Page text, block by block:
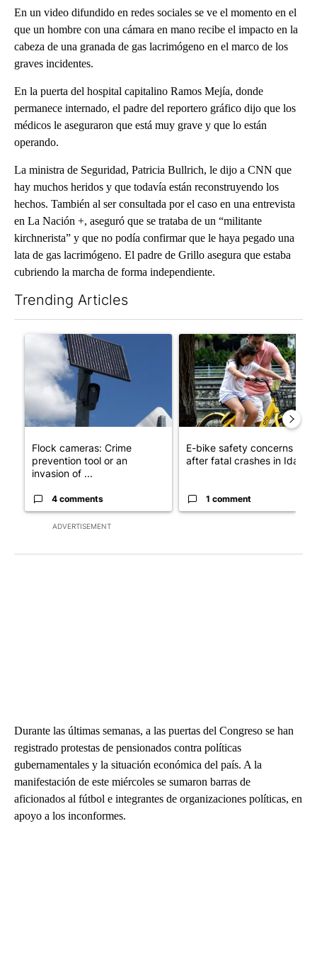
En un video difundido en redes sociales se ve el momento en el
que un hombre con una cámara en mano recibe el impacto en la
cabeza de una granada de gas lacrimógeno en el marco de los
graves incidentes.
En la puerta del hospital capitalino Ramos Mejía, donde
permanece internado, el padre del reportero gráfico dijo que los
médicos le aseguraron que está muy grave y que lo están
operando.
La ministra de Seguridad, Patricia Bullrich, le dijo a CNN que
hay muchos heridos y que todavía están reconstruyendo los
hechos. También al ser consultada por el caso en una entrevista
en La Nación +, aseguró que se trataba de un “militante
kirchnerista” y que no podía confirmar que le haya pegado una
lata de gas lacrimógeno. El padre de Grillo asegura que estaba
cubriendo la marcha de forma independiente.
Trending Articles
ADVERTISEMENT
A trending article titled "Flock cameras: Crime prevention
Flock cameras: Crime
prevention tool or an
invasion of ...
4 comments
A trending article titled "E-
E-bike safety concerns
after fatal crashes in Idah...
1 comment
Durante las últimas semanas, a las puertas del Congreso se han
registrado protestas de pensionados contra políticas
gubernamentales y la situación económica del país. A la
manifestación de este miércoles se sumaron barras de
aficionados al fútbol e integrantes de organizaciones políticas, en
apoyo a los inconformes.